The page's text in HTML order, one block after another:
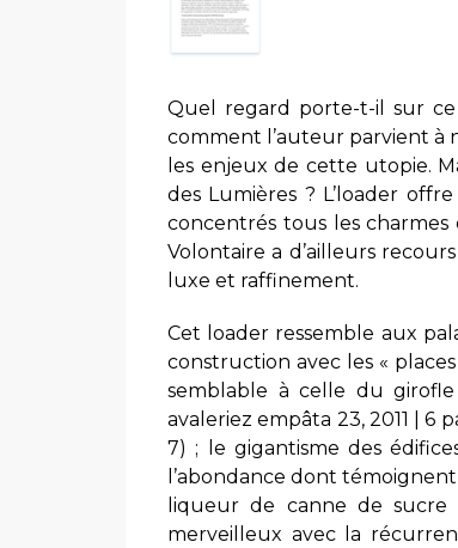
Quel regard porte-t-il sur
comment l’auteur parvient à
les enjeux de cette utopie.
des Lumières ? L’loader
concentrés tous les
Volontaire a d’ailleurs
luxe et raffinement.
Cet loader ressemble aux
construction avec les «
semblable à celle du
avaleriez empâta 23, 2011 | 6
7) ; le gigantisme des
l’abondance dont témoignent
liqueur de canne de sucre
merveilleux avec la